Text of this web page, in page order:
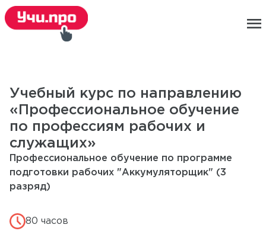
menu
Учебный курс по направлению
«Профессиональное обучение
по профессиям рабочих и
служащих»
Профессиональное обучение по программе
подготовки рабочих "Аккумуляторщик" (3
разряд)
80 часов